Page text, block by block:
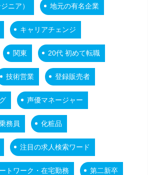
ニア） 地元の有名企業
キャリアチェンジ
関東 20代 初めて転職
技術営業 登録販売者
声優マネージャー
務員 化粧品
注目の求人検索ワード
トワーク・在宅勤務 第二新卒